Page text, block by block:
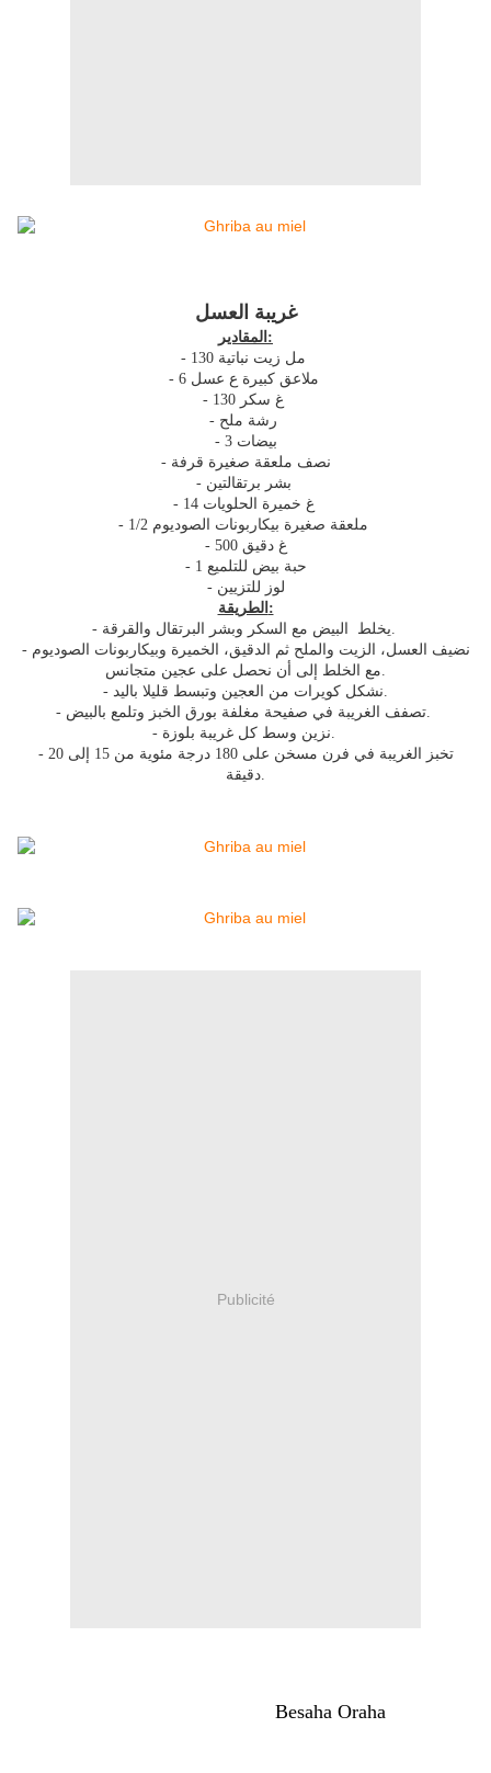
غريبة العسل
المقادير:
- 3 بيضات
- نصف ملعقة صغيرة قرفة
- 500 غ دقيق
- 1 حبة بيض للتلميع
- لوز للتزيين
الطريقة:
- يخلط البيض مع السكر وبشر البرتقال والقرقة.
- نضيف العسل، الزيت والملح ثم الدقيق، الخميرة وبيكاربونات الصوديوم
مع الخلط إلى أن نحصل على عجين متجانس.
- نشكل كويرات من العجين وتبسط قليلا باليد.
- تصفف الغريبة في صفيحة مغلفة بورق الخبز وتلمع بالبيض.
- نزين وسط كل غريبة بلوزة.
- تخبز الغريبة في فرن مسخن على 180 درجة مئوية من 15 إلى 20
دقيقة.
Publicité
Besaha Oraha